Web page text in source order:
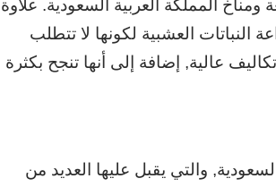
المملكة العربية السعودية. علاوة
العشبية لكونها لا تتطلب
عالية, إضافة إلى أنها تنجح بكثرة
والتي يقبل عليها العديد من